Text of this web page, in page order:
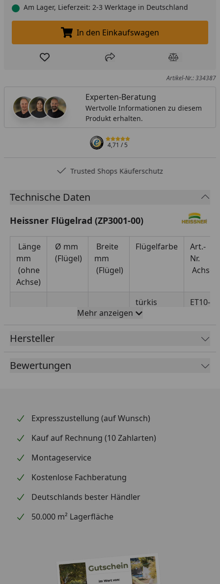
Am Lager, Lieferzeit: 2-3 Werktage in Deutschland
In den Einkaufswagen legen
In den Einkaufswagen
Produkt zur Wunschliste hinzufügen
Teilen Produkt
Artikel-Nr.: 334387
Experten-Beratung
Wertvolle Informationen zu diesem
Produkt erhalten.
4,71/ 5
Trusted Shops Käuferschutz
Technische Daten
Heissner Flügelrad (ZP3001-00)
Länge
mm
(ohne
Achse)
Ø mm
(Flügel)
Breite
mm
(Flügel)
Flügelfarbe
Art.-
Nr.
Achse
76,00 45,80
7,25
türkis
ET10-
Mehr anzeigen
Hersteller
Bewertungen
Expresszustellung (auf Wunsch)
Kauf auf Rechnung (10 Zahlarten)
Montageservice
Kostenlose Fachberatung
Deutschlands bester Händler
50.000 m² Lagerfläche